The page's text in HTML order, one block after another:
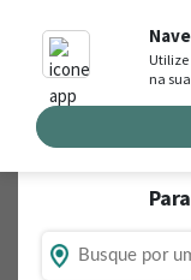
na
Busca de produtos
Buscar por
Flores,
Iguaçu de